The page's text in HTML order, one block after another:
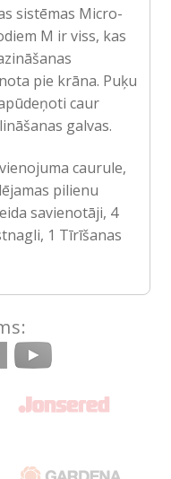
sistēmas Micro-
M ir viss, kas
pie krāna. Puķu
caur
galvas.
caurule,
pilienu
savienotāji, 4
1 Tīrīšanas